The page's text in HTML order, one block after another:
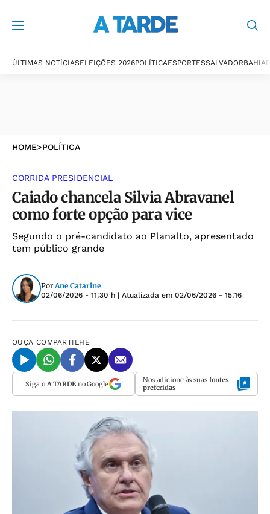
ÚLTIMAS NOTÍCIASELEIÇÕES 2026POLÍTICAESPORTESSALVADORBAHIA
HOME>POLÍTICA
CORRIDA PRESIDENCIAL
Caiado chancela Silvia Abravanel
como forte opção para vice
Segundo o pré-candidato ao Planalto, apresentado
tem público grande
Por Ane Catarine
02/06/2026 - 11:30 h | Atualizada em 02/06/2026 - 15:16
OUÇA COMPARTILHE
Siga o A TARDEno Google Nos adicione às suas fontes
preferidas